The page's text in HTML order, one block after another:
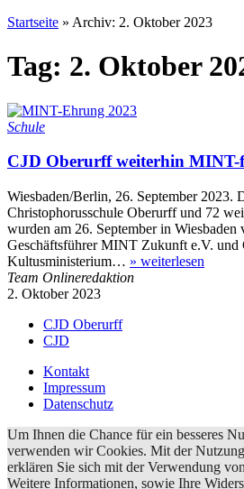
Startseite » Archiv: 2. Oktober 2023
Tag: 2. Oktober
Schule
CJD Oberurff weiterhin MINT-
Wiesbaden/Berlin, 26. September 2023.
Christophorusschule Oberurff und 72
wurden am 26. September in Wiesbaden
Geschäftsführer MINT Zukunft e.V. und
Kultusministerium… » weiterlesen
Team Onlineredaktion
2. Oktober 2023
CJD Oberurff
CJD
Kontakt
Impressum
Datenschutz
Um Ihnen die Chance für ein besseres
verwenden wir Cookies. Mit der
erklären Sie sich mit der Verwendung
Weitere Informationen, sowie Ihre